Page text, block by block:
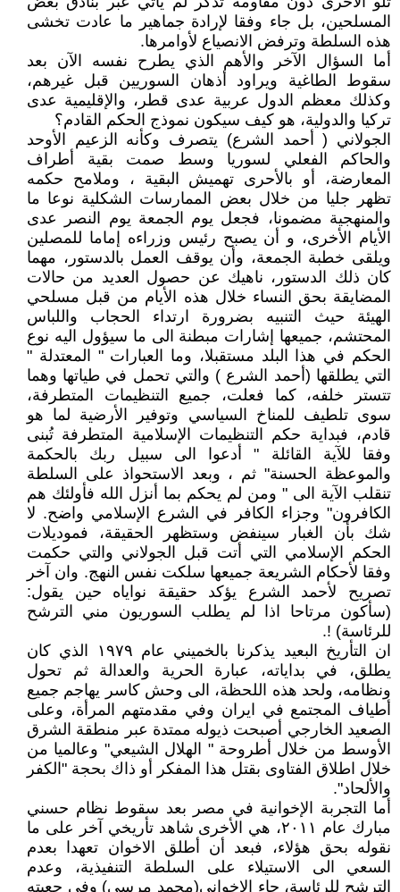
المسلحين، بل جاء وفقا لإرادة جماهير ما عادت تخشى
هذه السلطة وترفض الانصياع لأوامرها.
أما السؤال الآخر والأهم الذي يطرح نفسه الآن بعد
سقوط الطاغية ويراود أذهان السوريين قبل غيرهم،
وكذلك معظم الدول عربية عدى قطر، والإقليمية عدى
تركيا والدولية، هو كيف سيكون نموذج الحكم القادم؟
الجولاني ( أحمد الشرع) يتصرف وكأنه الزعيم الأوحد
والحاكم الفعلي لسوريا وسط صمت بقية أطراف
المعارضة، أو بالأحرى تهميش البقية ، وملامح حكمه
تظهر جليا من خلال بعض الممارسات الشكلية نوعا ما
والمنهجية مضمونا، فجعل يوم الجمعة يوم النصر عدى
الأيام الأخرى، و أن يصبح رئيس وزراءه إماما للمصلين
ويلقى خطبة الجمعة، وأن يوقف العمل بالدستور، مهما
كان ذلك الدستور، ناهيك عن حصول العديد من حالات
المضايقة بحق النساء خلال هذه الأيام من قبل مسلحي
الهيئة حيث التنبيه بضرورة ارتداء الحجاب واللباس
المحتشم، جميعها إشارات مبطنة الى ما سيؤول اليه نوع
الحكم في هذا البلد مستقبلا، وما العبارات " المعتدلة "
التي يطلقها (أحمد الشرع ) والتي تحمل في طياتها وهما
تتستر خلفه، كما فعلت، جميع التنظيمات المتطرفة،
سوى تلطيف للمناخ السياسي وتوفير الأرضية لما هو
قادم، فبداية حكم التنظيمات الإسلامية المتطرفة تُبنى
وفقا للآية القائلة " أدعوا الى سبيل ربك بالحكمة
والموعظة الحسنة" ثم ، وبعد الاستحواذ على السلطة
تنقلب الآية الى " ومن لم يحكم بما أنزل الله فأولئك هم
الكافرون" وجزاء الكافر في الشرع الإسلامي واضح. لا
شك بأن الغبار سينفض وستظهر الحقيقة، فموديلات
الحكم الإسلامي التي أتت قبل الجولاني والتي حكمت
وفقا لأحكام الشريعة جميعها سلكت نفس النهج. وان آخر
تصريح لأحمد الشرع يؤكد حقيقة نواياه حين يقول:
(سأكون مرتاحا اذا لم يطلب السوريون مني الترشح
للرئاسة) !.
ان التأريخ البعيد يذكرنا بالخميني عام ١٩٧٩ الذي كان
يطلق، في بداياته، عبارة الحرية والعدالة ثم تحول
ونظامه، ولحد هذه اللحظة، الى وحش كاسر يهاجم جميع
أطياف المجتمع في ايران وفي مقدمتهم المرأة، وعلى
الصعيد الخارجي أصبحت ذيوله ممتدة عبر منطقة الشرق
الأوسط من خلال أطروحة " الهلال الشيعي" وعالميا من
خلال اطلاق الفتاوى بقتل هذا المفكر أو ذاك بحجة "الكفر
والألحاد".
أما التجربة الإخوانية في مصر بعد سقوط نظام حسني
مبارك عام ٢٠١١، هي الأخرى شاهد تأريخي آخر على ما
نقوله بحق هؤلاء، فبعد أن أطلق الاخوان تعهدا بعدم
السعي الى الاستيلاء على السلطة التنفيذية، وعدم
الترشح للرئاسة، جاء الاخواني(محمد مرسي) وفي جعبته